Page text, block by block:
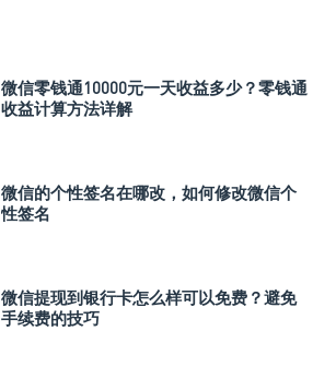
微信零钱通10000元一天收益多少？零钱通
收益计算方法详解
微信的个性签名在哪改，如何修改微信个
性签名
微信提现到银行卡怎么样可以免费？避免
手续费的技巧